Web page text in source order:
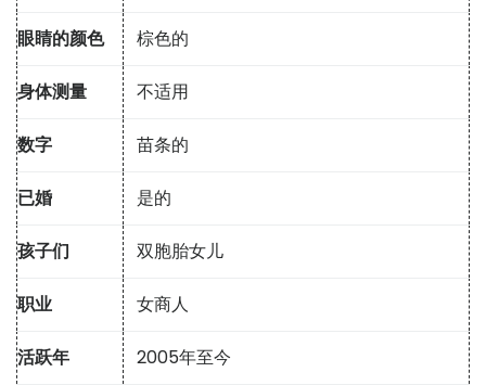
眼睛的颜色 棕色的
身体测量 不适用
数字 苗条的
已婚 是的
孩子们 双胞胎女儿
职业 女商人
活跃年 2005年至今